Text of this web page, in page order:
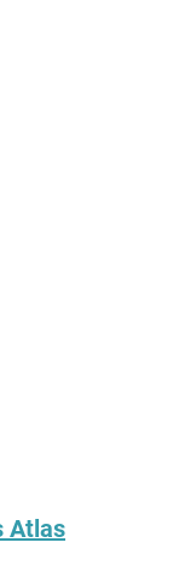
Atlas